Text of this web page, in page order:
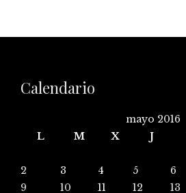
Calendario
mayo 2016
L
M X J
2
3 4 5 6
9
10 11 12 13